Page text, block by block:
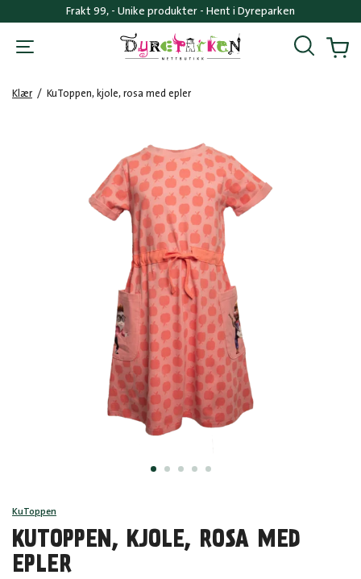
Frakt 99, - Unike produkter - Hent i Dyreparken
Søk
Klær / KuToppen, kjole, rosa med epler
KuToppen
KUTOPPEN, KJOLE, ROSA MED
EPLER